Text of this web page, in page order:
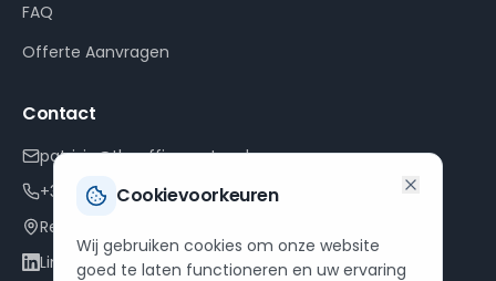
FAQ
Offerte Aanvragen
Contact
patrizia@theofficepartner.be
+32 468 23 51 07
Renderstraat 8, 2260 Westerlo
LinkedIn
Cookievoorkeuren
Wij gebruiken cookies om onze website
goed te laten functioneren en uw ervaring